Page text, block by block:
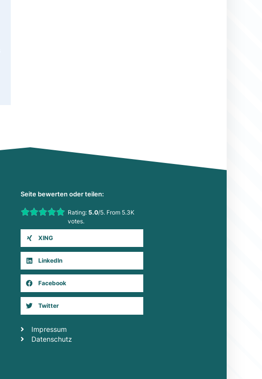
Seite bewerten oder teilen:
Rate this item:
Submit Rating
Rating: 5.0/5. From 5.3K
votes.
XING
LinkedIn
Facebook
Twitter
Impressum
Datenschutz